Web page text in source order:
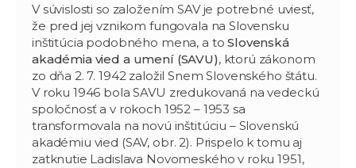
V súvislosti so založením SAV je potrebné uviesť,
že pred jej vznikom fungovala na Slovensku
inštitúcia podobného mena, a toSlovenská
akadémia vied a umení (SAVU), ktorú zákonom
zo dňa 2. 7. 1942 založil Snem Slovenského štátu.
V roku 1946 bola SAVU zredukovaná na vedeckú
spoločnosť a v rokoch 1952 – 1953 sa
transformovala na novú inštitúciu – Slovenskú
akadémiu vied (SAV, obr. 2). Prispelo k tomu aj
zatknutie Ladislava Novomeského v roku 1951,